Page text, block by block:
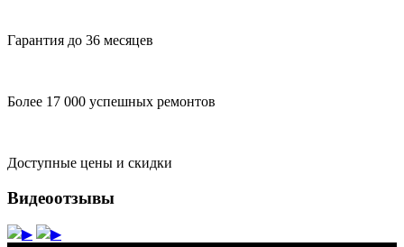
Гарантия до 36 месяцев
Более 17 000 успешных ремонтов
Доступные цены и скидки
Видеоотзывы
▶ ▶